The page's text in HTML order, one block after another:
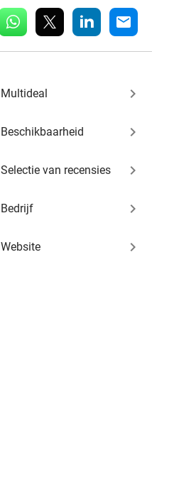
whatsapp linkedin mail
Multideal keyboard_arrow_right
Beschikbaarheid keyboard_arrow_right
Selectie van recensies keyboard_arrow_right
Bedrijf keyboard_arrow_right
Website keyboard_arrow_right